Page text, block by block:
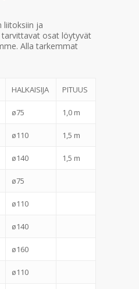
liitoksiin ja
osat löytyvät
Alla tarkemmat
HALKAISIJA PITUUS
ø75 1,0 m
ø110 1,5 m
ø140 1,5 m
ø75
ø110
ø140
ø160
ø110